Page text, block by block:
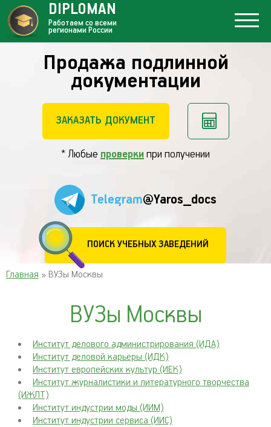
Продажа подлинной
документации
ЗАКАЗАТЬ ДОКУМЕНТ
* Любые проверки при получении
Telegram@Yaros_docs
ПОИСК УЧЕБНЫХ ЗАВЕДЕНИЙ
DIPLOMAN
Работаем со всеми
регионами России
Главная » ВУЗы Москвы
ВУЗы Москвы
Институт делового администрирования (ИДА)
Институт деловой карьеры (ИДК)
Институт европейских культур (ИЕК)
Институт журналистики и литературного творчества
(ИЖЛТ)
Институт индустрии моды (ИИМ)
Институт индустрии сервиса (ИИС)